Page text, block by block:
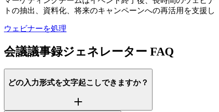
トの抽出、資料化、将来のキャンペーンへの再活用を支援し
ウェビナーを処理
会議議事録ジェネレーター FAQ
どの入力形式を文字起こしできますか？